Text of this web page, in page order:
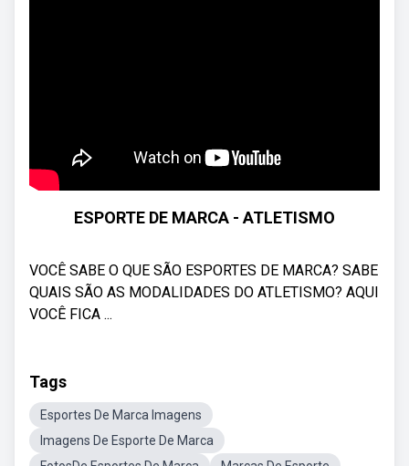
ESPORTE DE MARCA - ATLETISMO
VOCÊ SABE O QUE SÃO ESPORTES DE MARCA? SABE
QUAIS SÃO AS MODALIDADES DO ATLETISMO? AQUI
VOCÊ FICA ...
Tags
Esportes De Marca Imagens
Imagens De Esporte De Marca